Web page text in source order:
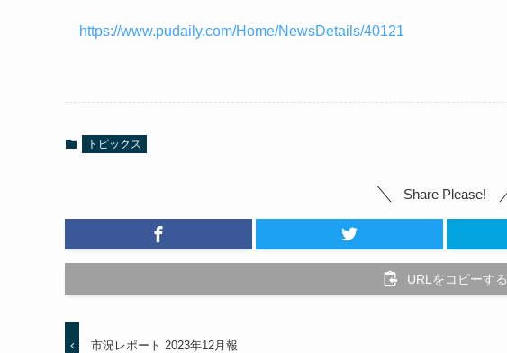
https://www.pudaily.com/Home/NewsDetails/40121
トピックス
Share Please!
URLをコピーする
市況レポート 2023年12月報